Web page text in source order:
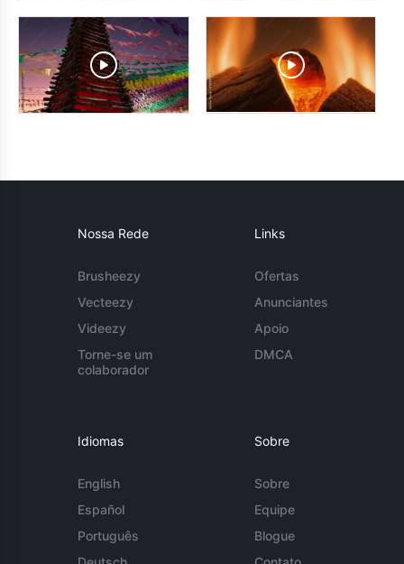
Nossa Rede
Brusheezy
Vecteezy
Videezy
Torne-se um
colaborador
Links
Ofertas
Anunciantes
Apoio
DMCA
Idiomas
English
Español
Português
Sobre
Sobre
Equipe
Blogue